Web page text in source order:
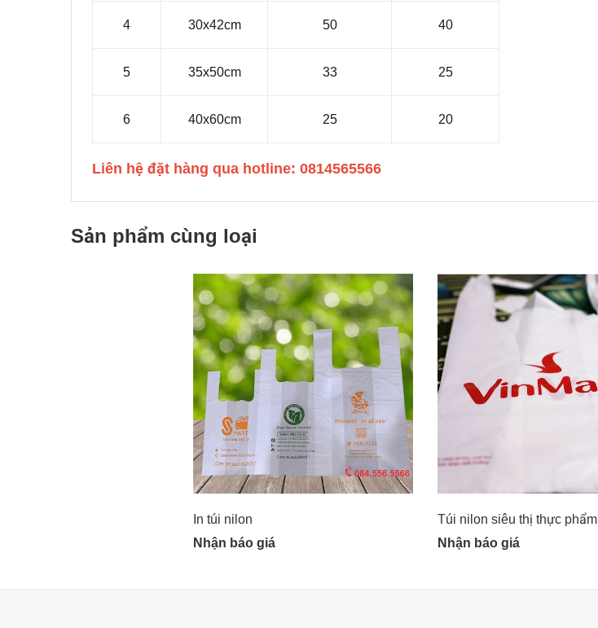
4 30x42cm 50 40
5 35x50cm 33 25
6 40x60cm 25 20
Liên hệ đặt hàng qua hotline: 0814565566
Sản phẩm cùng loại
In túi nilon
Nhận báo giá
Túi nilon siêu thị thực phẩm
Nhận báo giá